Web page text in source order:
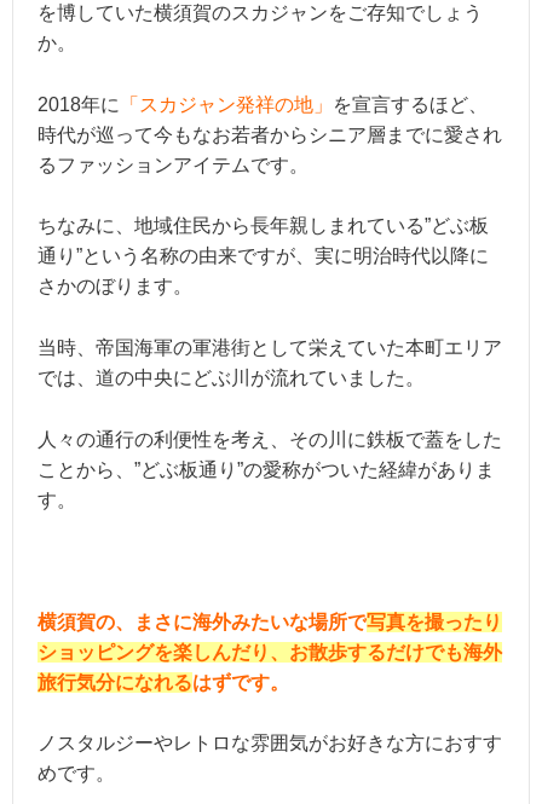
を博していた横須賀のスカジャンをご存知でしょう
か。
2018年に 「スカジャン発祥の地」
を宣言するほど、
時代が巡って今もなお若者からシニア層までに愛され
るファッションアイテムです。
ちなみに、地域住民から長年親しまれている”どぶ板
通り”という名称の由来ですが、実に明治時代以降に
さかのぼります。
当時、帝国海軍の軍港街として栄えていた本町エリア
では、道の中央にどぶ川が流れていました。
人々の通行の利便性を考え、その川に鉄板で蓋をした
ことから、”どぶ板通り”の愛称がついた経緯がありま
す。
横須賀の、まさに海外みたいな場所で写真を撮ったり
ショッピングを楽しんだり、お散歩するだけでも海外
旅行気分になれるはずです。
ノスタルジーやレトロな雰囲気がお好きな方におすす
めです。